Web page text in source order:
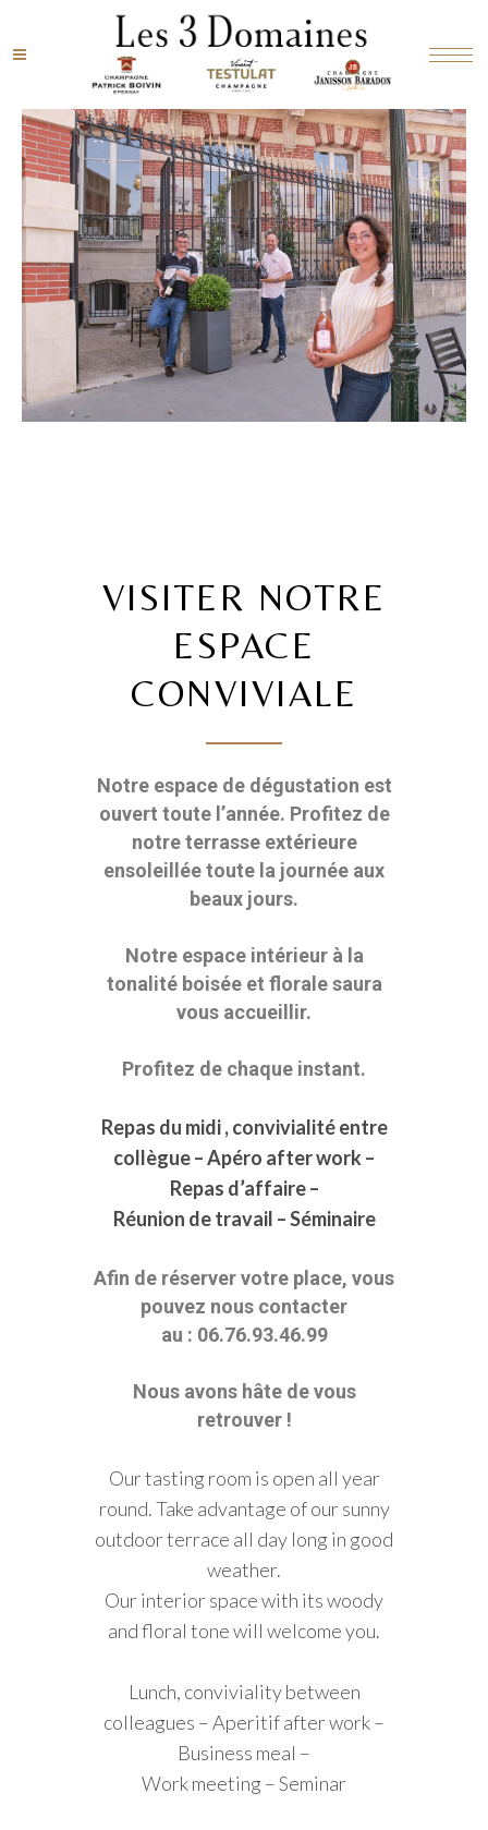
VISITER NOTRE
ESPACE
CONVIVIALE
Notre espace de dégustation est
ouvert toute l’année. Profitez de
notre terrasse extérieure
ensoleillée toute la journée aux
beaux jours.
Notre espace intérieur à la
tonalité boisée et florale saura
vous accueillir.
Profitez de chaque instant.
Repas du midi , convivialité entre
collègue – Apéro after work –
Repas d’affaire –
Réunion de travail –Séminaire
Afin de réserver votre place, vous
pouvez nous contacter
au : 06.76.93.46.99
Nous avons hâte de vous
retrouver !
Our tasting room is open all year
round. Take advantage of our sunny
outdoor terrace all day long in good
weather.
Our interior space with its woody
and floral tone will welcome you.
Lunch, conviviality between
colleagues – Aperitif after work –
Business meal –
Work meeting – Seminar